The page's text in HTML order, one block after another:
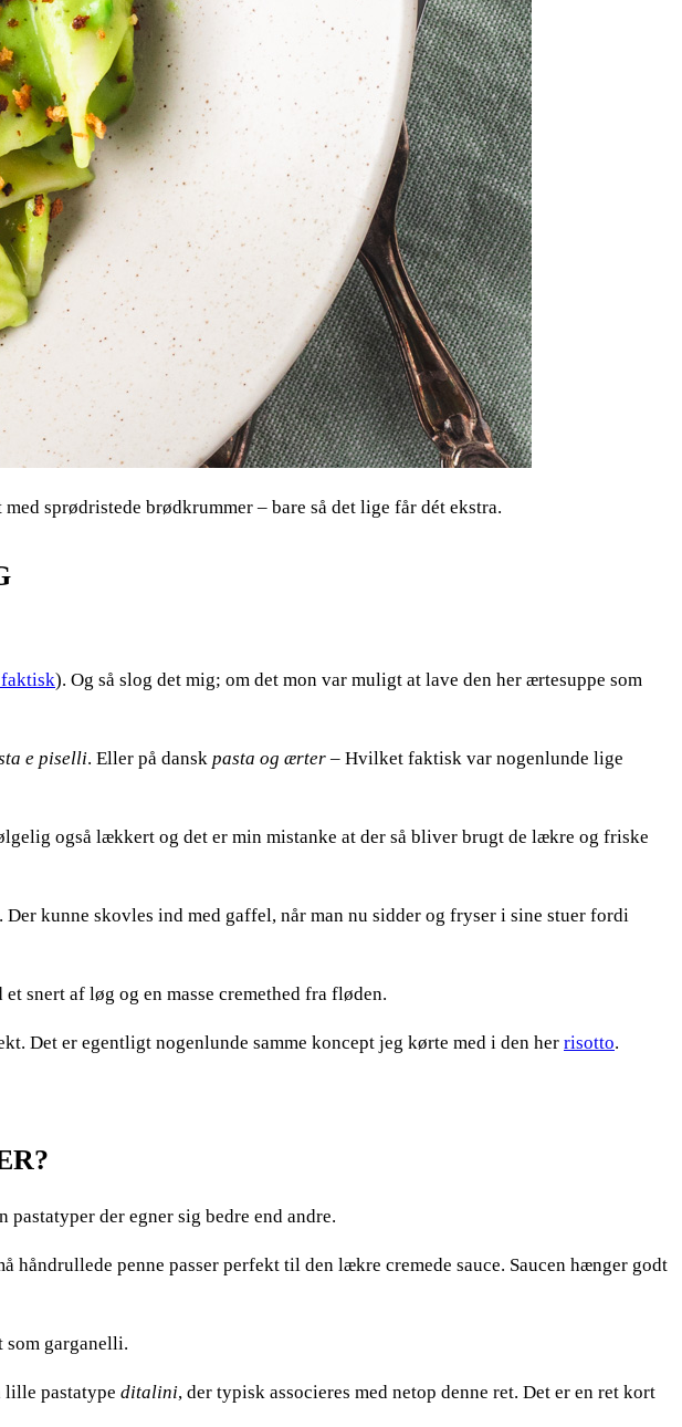
sprødristede brødkrummer – bare så det lige får dét ekstra.
). Og så slog det mig; om det mon var muligt at lave den her ærtesuppe som
e piselli. Eller på dansk pasta og ærter – Hvilket faktisk var nogenlunde lige
også lækkert og det er min mistanke at der så bliver brugt de lækre og friske
kunne skovles ind med gaffel, når man nu sidder og fryser i sine stuer fordi
snert af løg og en masse cremethed fra fløden.
Det er egentligt nogenlunde samme koncept jeg kørte med i den her risotto.
der egner sig bedre end andre.
håndrullede penne passer perfekt til den lækre cremede sauce. Saucen hænger godt
som garganelli.
lille pastatype ditalini, der typisk associeres med netop denne ret. Det er en ret kort